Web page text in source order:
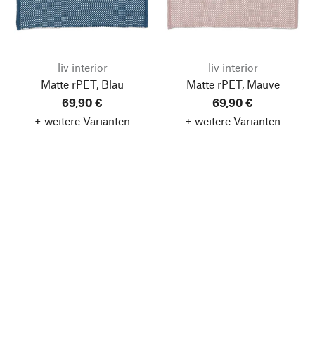
liv interior
Matte rPET, Blau
69,90 €
+ weitere Varianten
liv interior
Matte rPET, Mauve
69,90 €
+ weitere Varianten